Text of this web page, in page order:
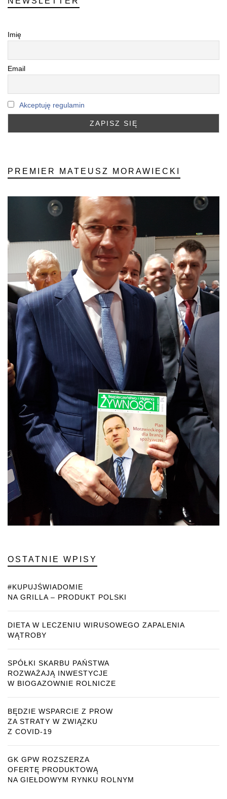
Imię
Email
Akceptuję regulamin
PREMIER MATEUSZ MORAWIECKI
OSTATNIE WPISY
#KUPUJŚWIADOMIE
NA GRILLA – PRODUKT POLSKI
DIETA W LECZENIU WIRUSOWEGO ZAPALENIA
WĄTROBY
SPÓŁKI SKARBU PAŃSTWA
ROZWAŻAJĄ INWESTYCJE
W BIOGAZOWNIE ROLNICZE
BĘDZIE WSPARCIE Z PROW
ZA STRATY W ZWIĄZKU
Z COVID-19
GK GPW ROZSZERZA
OFERTĘ PRODUKTOWĄ
NA GIEŁDOWYM RYNKU ROLNYM